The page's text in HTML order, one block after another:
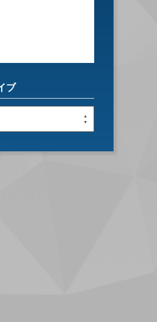
ブ